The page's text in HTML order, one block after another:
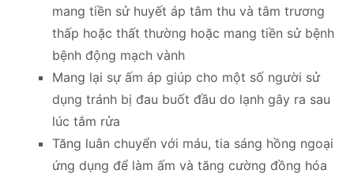
mang tiền sử huyết áp tâm thu và tâm trương
thấp hoặc thất thường hoặc mang tiền sử bệnh
bệnh động mạch vành
Mang lại sự ấm áp giúp cho một số người sử
dụng tránh bị đau buốt đầu do lạnh gây ra sau
lúc tắm rửa
Tăng luân chuyển với máu, tia sáng hồng ngoại
ứng dụng để làm ấm và tăng cường đồng hóa